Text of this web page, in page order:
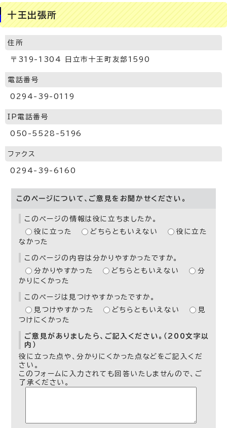
十王出張所
住所
〒319-1304 日立市十王町友部1590
電話番号
0294-39-0119
IP電話番号
050-5528-5196
ファクス
0294-39-6160
このページについて、ご意見をお聞かせください。
このページの情報は役に立ちましたか。
役に立った
どちらともいえない
役に立た
なかった
このページの内容は分かりやすかったですか。
分かりやすかった
どちらともいえない
分
かりにくかった
このページは見つけやすかったですか。
見つけやすかった
どちらともいえない
見
つけにくかった
ご意見がありましたら、ご記入ください。（200文字以
内）
役に立った点や、分かりにくかった点などをご記入くだ
さい。
このフォームに入力されても回答いたしませんので、ご
了承ください。